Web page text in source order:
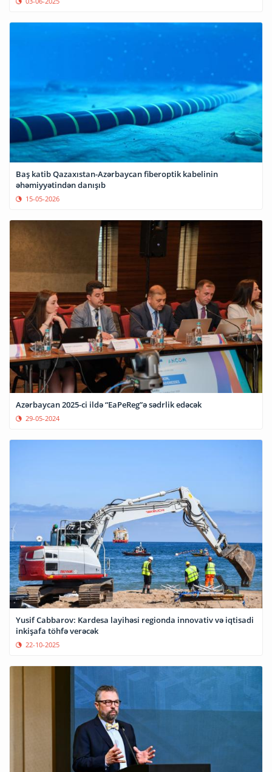
Baş katib Qazaxıstan-Azərbaycan fiberoptik kabelinin
əhəmiyyətindən danışıb
15-05-2026
Azərbaycan 2025-ci ildə “EaPeReg”ə sədrlik edəcək
29-05-2024
Yusif Cabbarov: Kardesa layihəsi regionda innovativ və iqtisadi
inkişafa töhfə verəcək
22-10-2025